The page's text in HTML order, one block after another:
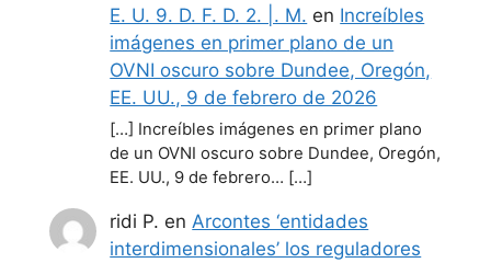
E. U. 9. D. F. D. 2. |. M. en Increíbles
imágenes en primer plano de un
OVNI oscuro sobre Dundee, Oregón,
EE. UU., 9 de febrero de 2026
[…] Increíbles imágenes en primer plano
de un OVNI oscuro sobre Dundee, Oregón,
EE. UU., 9 de febrero… […]
ridi P. en Arcontes ‘entidades
interdimensionales’ los reguladores